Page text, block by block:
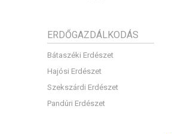
ERDŐGAZDÁLKODÁS
Bátaszéki Erdészet
Hajósi Erdészet
Szekszárdi Erdészet
Pandúri Erdészet